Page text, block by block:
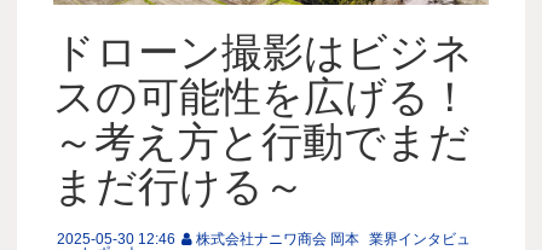
ドローン撮影はビジネ
スの可能性を広げる！
～考え方と行動でまだ
まだ行ける～
2025-05-30 12:46 株式会社ナニワ商会 岡本 業界インタビュ